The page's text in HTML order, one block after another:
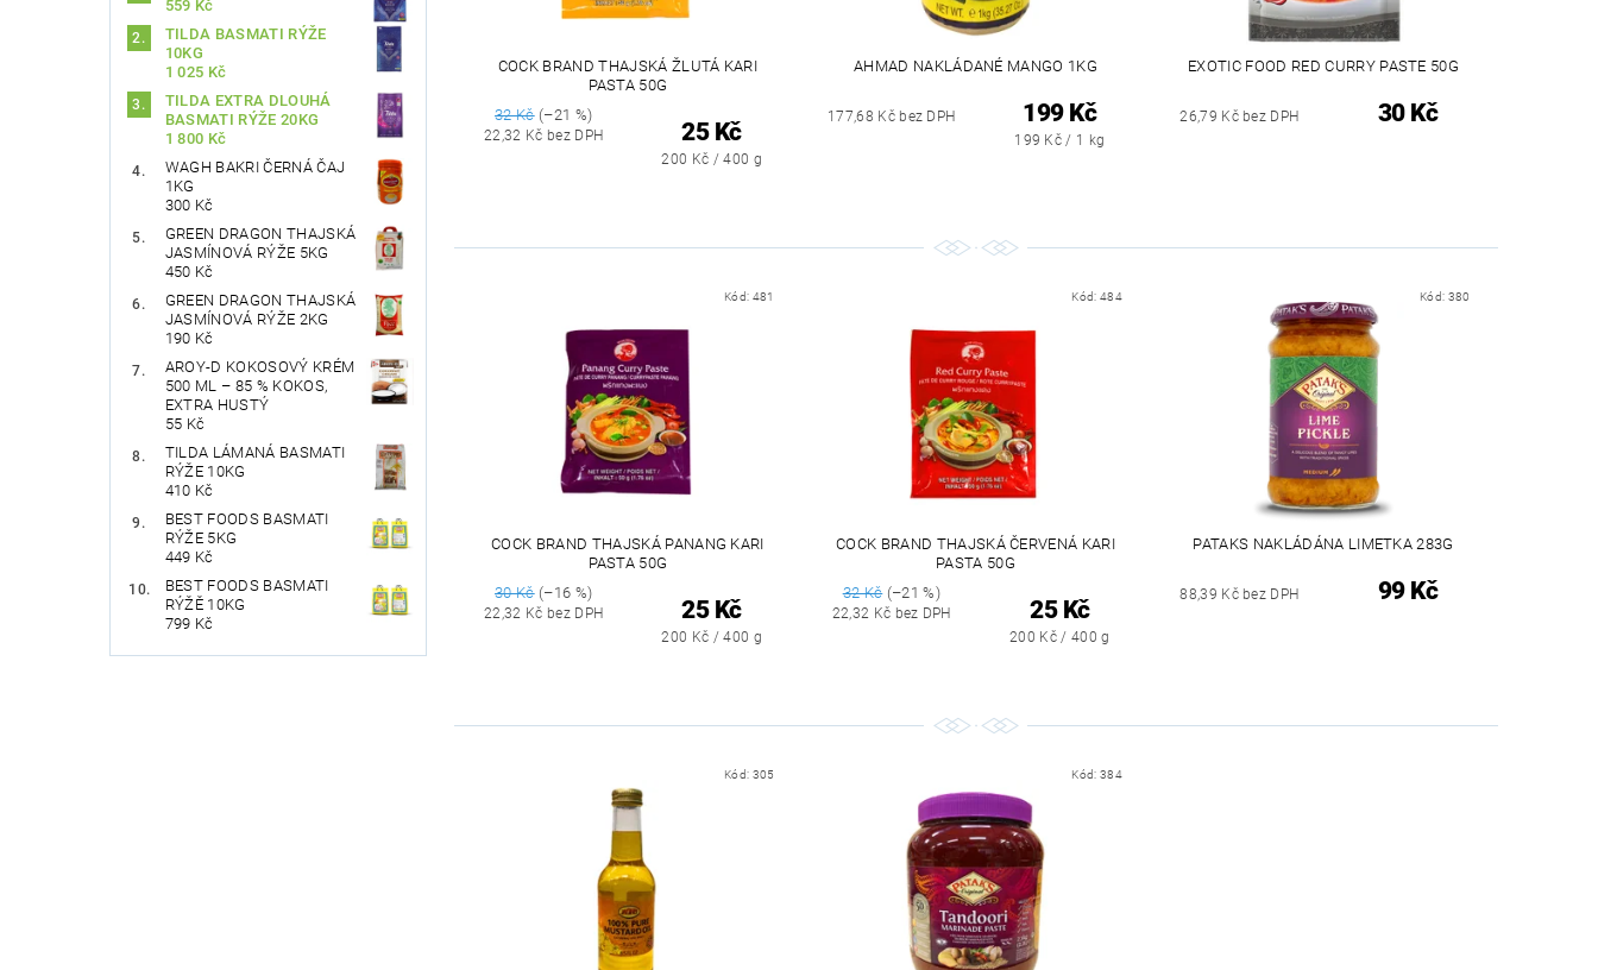
559 Kč
TILDA BASMATI RÝŽE
10KG
1 025 Kč
TILDA EXTRA DLOUHÁ
BASMATI RÝŽE 20KG
1 800 Kč
WAGH BAKRI ČERNÁ ČAJ
1KG
300 Kč
GREEN DRAGON THAJSKÁ
JASMÍNOVÁ RÝŽE 5KG
450 Kč
GREEN DRAGON THAJSKÁ
JASMÍNOVÁ RÝŽE 2KG
190 Kč
AROY-D KOKOSOVÝ KRÉM
500 ML – 85 % KOKOS,
EXTRA HUSTÝ
55 Kč
TILDA LÁMANÁ BASMATI
RÝŽE 10KG
410 Kč
BEST FOODS BASMATI
RÝŽE 5KG
449 Kč
BEST FOODS BASMATI
RÝŽĚ 10KG
799 Kč
COCK BRAND THAJSKÁ ŽLUTÁ KARI
PASTA 50G
32 Kč(–21 %)
22,32 Kč bez DPH 25 Kč
200 Kč / 400 g
AHMAD NAKLÁDANÉ MANGO 1KG
177,68 Kč bez DPH 199 Kč
199 Kč / 1 kg
EXOTIC FOOD RED CURRY PASTE 50G
26,79 Kč bez DPH 30 Kč
Kód: 481
COCK BRAND THAJSKÁ PANANG KARI
PASTA 50G
30 Kč(–16 %)
22,32 Kč bez DPH 25 Kč
200 Kč / 400 g
Kód:484
COCK BRAND THAJSKÁ ČERVENÁ KARI
PASTA 50G
32 Kč(–21 %)
22,32 Kč bez DPH 25 Kč
200 Kč / 400 g
Kód: 380
PATAKS NAKLÁDÁNA LIMETKA 283G
88,39 Kč bez DPH 99 Kč
Kód: 305 Kód:384